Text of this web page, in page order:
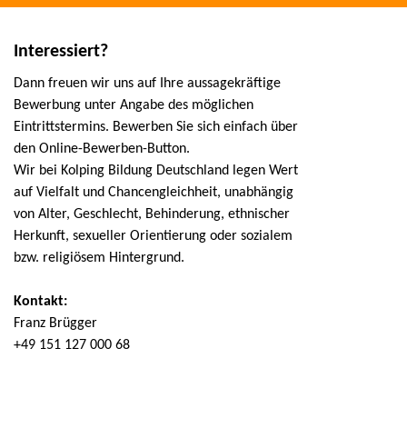
Interessiert?
Dann freuen wir uns auf Ihre aussagekräftige
Bewerbung unter Angabe des möglichen
Eintrittstermins. Bewerben Sie sich einfach über
den Online-Bewerben-Button.
Wir bei Kolping Bildung Deutschland legen Wert
auf Vielfalt und Chancengleichheit, unabhängig
von Alter, Geschlecht, Behinderung, ethnischer
Herkunft, sexueller Orientierung oder sozialem
bzw. religiösem Hintergrund.
Kontakt:
Franz Brügger
+49 151 127 000 68